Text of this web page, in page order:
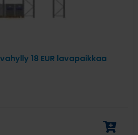
18 EUR lavapaikkaa